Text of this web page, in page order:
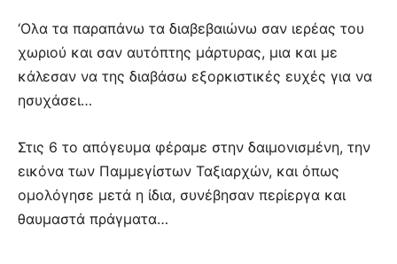
‘Ολα τα παραπάνω τα διαβεβαιώνω σαν ιερέας του
χωριού και σαν αυτόπτης μάρτυρας, μια και με
κάλεσαν να της διαβάσω εξορκιστικές ευχές για να
ησυχάσει…
Στις 6 το απόγευμα φέραμε στην δαιμονισμένη, την
εικόνα των Παμμεγίστων Ταξιαρχών, και όπως
ομολόγησε μετά η ίδια, συνέβησαν περίεργα και
θαυμαστά πράγματα…